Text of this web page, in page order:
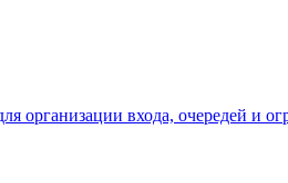
организации входа, очередей и